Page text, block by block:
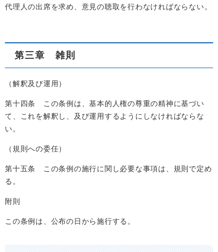
代理人の出席を求め、意見の聴取を行わなければならない。
第三章 雑則
（解釈及び運用）
第十四条 この条例は、基本的人権の尊重の精神に基づい
て、これを解釈し、及び運用するようにしなければならな
い。
（規則への委任）
第十五条 この条例の施行に関し必要な事項は、規則で定め
る。
附則
この条例は、公布の日から施行する。